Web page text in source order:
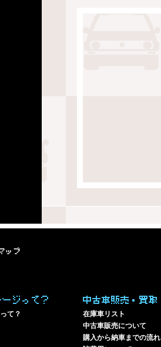
ップ
ジって？
て？
中古車販売・買取
在庫車リスト
中古車販売について
購入から納車までの流れ